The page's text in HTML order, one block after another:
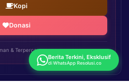
Kopi
Donasi
& Terpercaya
Berita Terkini, Eksklusif
di WhatsApp Resolusi.co